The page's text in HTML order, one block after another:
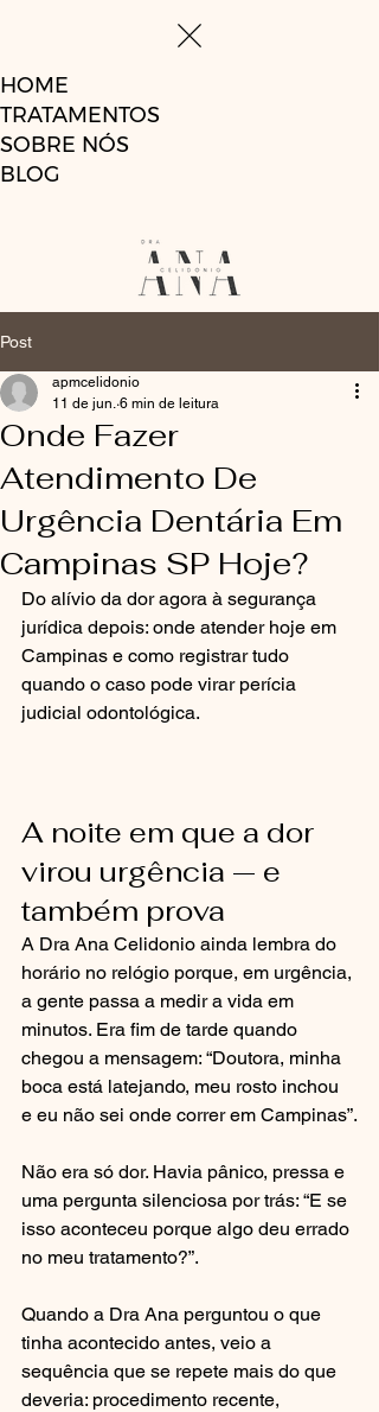
HOME
TRATAMENTOS
SOBRE NÓS
BLOG
Post
Onde Fazer
Atendimento De
Urgência Dentária Em
Campinas SP Hoje?
apmcelidonio
11 de jun. 6 min de leitura
Do alívio da dor agora à segurança
jurídica depois: onde atender hoje em
Campinas e como registrar tudo
quando o caso pode virar perícia
judicial odontológica.
A noite em que a dor
virou urgência — e
também prova
A Dra Ana Celidonio ainda lembra do
horário no relógio porque, em urgência,
a gente passa a medir a vida em
minutos. Era fim de tarde quando
chegou a mensagem: “Doutora, minha
boca está latejando, meu rosto inchou
e eu não sei onde correr em Campinas”.
Não era só dor. Havia pânico, pressa e
uma pergunta silenciosa por trás: “E se
isso aconteceu porque algo deu errado
no meu tratamento?”.
Quando a Dra Ana perguntou o que
tinha acontecido antes, veio a
sequência que se repete mais do que
deveria: procedimento recente,